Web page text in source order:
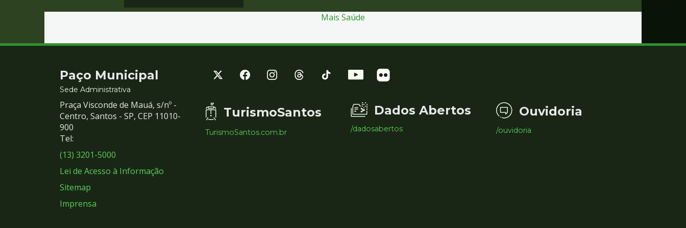
Mais Saúde
Contato
e
Redes
Sociais
Paço Municipal
Sede Administrativa
Praça Visconde de Mauá, s/nº -
Centro, Santos - SP, CEP 11010-
900
Tel:
(13) 3201-5000
Lei de Acesso à Informação
Sitemap
Imprensa
TurismoSantos
TurismoSantos.com.br
Dados Abertos
/dadosabertos
Ouvidoria
/ouvidoria